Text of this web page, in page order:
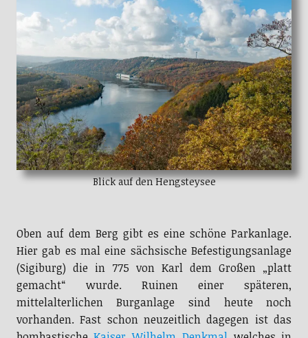
Blick auf den Hengsteysee
Oben auf dem Berg gibt es eine schöne Parkanlage.
Hier gab es mal eine sächsische Befestigungsanlage
(Sigiburg) die in 775 von Karl dem Großen „platt
gemacht“ wurde. Ruinen einer späteren,
mittelalterlichen Burganlage sind heute noch
vorhanden. Fast schon neuzeitlich dagegen ist das